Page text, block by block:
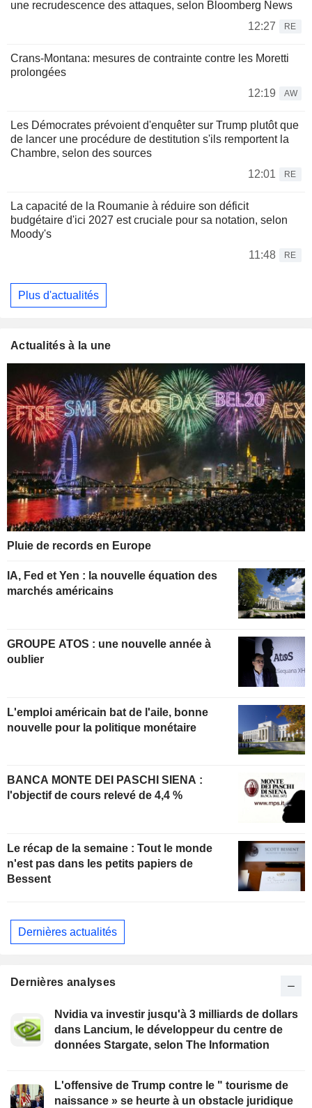
une recrudescence des attaques, selon Bloomberg News
12:27
RE
Crans-Montana: mesures de contrainte contre les Moretti
prolongées
12:19
AW
Les Démocrates prévoient d'enquêter sur Trump plutôt que
de lancer une procédure de destitution s'ils remportent la
Chambre, selon des sources
12:01
RE
La capacité de la Roumanie à réduire son déficit
budgétaire d'ici 2027 est cruciale pour sa notation, selon
Moody's
11:48
RE
Plus d'actualités
Actualités à la une
Pluie de records en Europe
IA, Fed et Yen : la nouvelle équation des
marchés américains
GROUPE ATOS : une nouvelle année à
oublier
L'emploi américain bat de l'aile, bonne
nouvelle pour la politique monétaire
BANCA MONTE DEI PASCHI SIENA :
l'objectif de cours relevé de 4,4 %
Le récap de la semaine : Tout le monde
n'est pas dans les petits papiers de
Bessent
Dernières actualités
Dernières analyses
Nvidia va investir jusqu'à 3 milliards de dollars
dans Lancium, le développeur du centre de
données Stargate, selon The Information
L'offensive de Trump contre le " tourisme de
naissance » se heurte à un obstacle juridique